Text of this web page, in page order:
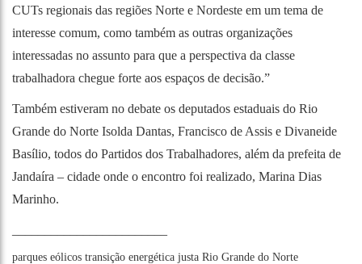
CUTs regionais das regiões Norte e Nordeste em um tema de
interesse comum, como também as outras organizações
interessadas no assunto para que a perspectiva da classe
trabalhadora chegue forte aos espaços de decisão.”
Também estiveram no debate os deputados estaduais do Rio
Grande do Norte Isolda Dantas, Francisco de Assis e Divaneide
Basílio, todos do Partidos dos Trabalhadores, além da prefeita de
Jandaíra – cidade onde o encontro foi realizado, Marina Dias
Marinho.
parques eólicos transição energética justa Rio Grande do Norte